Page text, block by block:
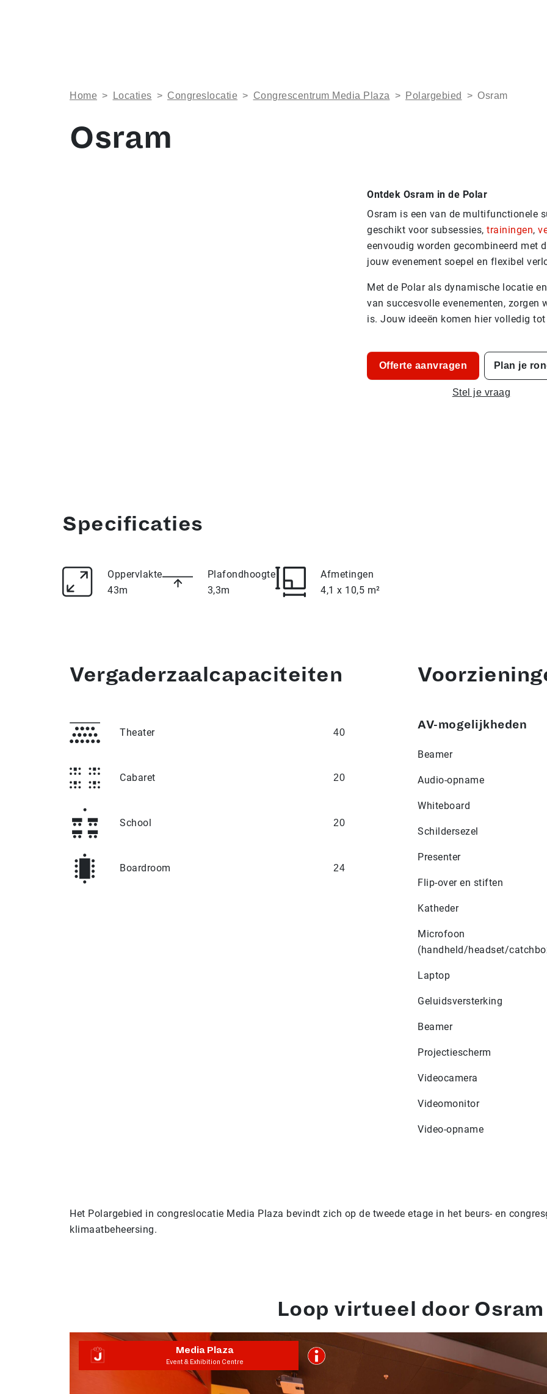
Home > Locaties > Congreslocatie > Congrescentrum Media Plaza > Polargebied > Osram
Osram
Ontdek Osram in de Polar
Osram is een van de multifunctionele
geschikt voor subsessies, trainingen,
eenvoudig worden gecombineerd met
jouw evenement soepel en flexibel
Met de Polar als dynamische locatie
van succesvolle evenementen, zorgen
is. Jouw ideeën komen hier volledig
Offerte aanvragen Plan je
Stel je vraag
Specificaties
Oppervlakte
43m
Plafondhoogte
3,3m
Afmetingen
4,1 x 10,5 m²
Vergaderzaalcapaciteiten
Theater 40
Cabaret 20
School 20
Boardroom 24
AV-mogelijkheden
Beamer
Audio-opname
Whiteboard
Schildersezel
Presenter
Flip-over en stiften
Katheder
Microfoon
(handheld/headset/
Laptop
Geluidsversterking
Beamer
Projectiescherm
Videocamera
Videomonitor
Video-opname
Het Polargebied in congreslocatie Media Plaza bevindt zich op de tweede etage in het beurs- en
klimaatbeheersing.
Loop virtueel door Osram